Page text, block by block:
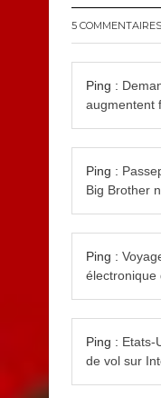
5 COMMENTAIRES
Ping :
augmentent
Ping :
Big Brother
Ping :
électronique
Ping : Etats-
de vol sur